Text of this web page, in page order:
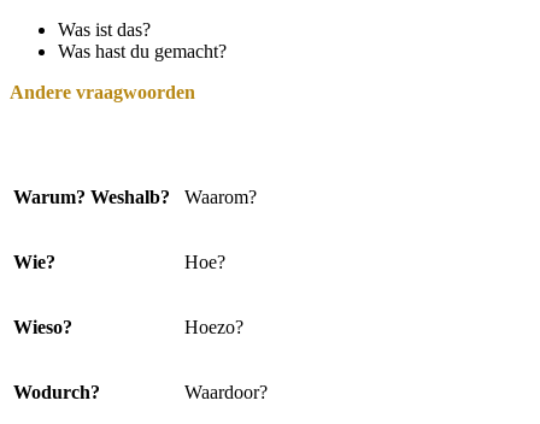
Was ist das?
Was hast du gemacht?
Andere vraagwoorden
Warum? Weshalb? Waarom?
Wie? Hoe?
Wieso? Hoezo?
Wodurch? Waardoor?